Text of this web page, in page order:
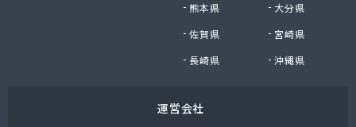
熊本県
大分県
佐賀県
宮崎県
長崎県
沖縄県
運営会社